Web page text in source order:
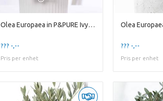
Olea Europaea in P&PURE Ivy ceramics shiny White
??? -,--
Pris per enhet
??? -,--
Pris per enhet